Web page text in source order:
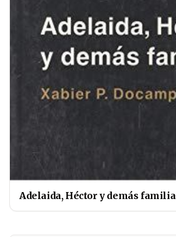
Adelaida, Héctor y demás familia